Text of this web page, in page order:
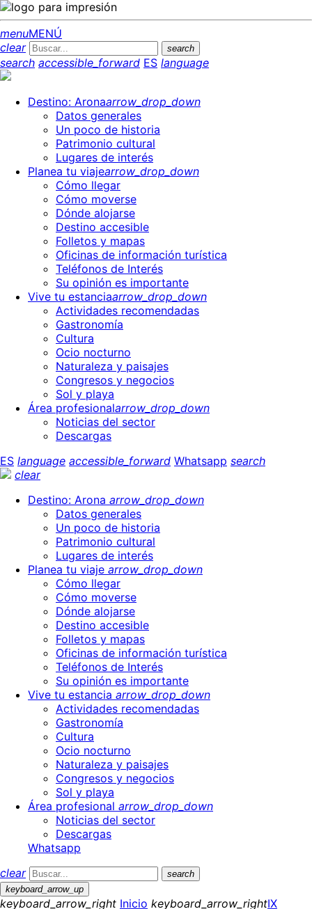
menuMENÚ
clear
search
search accessible_forward ES language
Destino: Aronaarrow_drop_down
Datos generales
Un poco de historia
Patrimonio cultural
Lugares de interés
Planea tu viajearrow_drop_down
Cómo llegar
Cómo moverse
Dónde alojarse
Destino accesible
Folletos y mapas
Oficinas de información turística
Teléfonos de Interés
Su opinión es importante
Vive tu estanciaarrow_drop_down
Actividades recomendadas
Gastronomía
Cultura
Ocio nocturno
Naturaleza y paisajes
Congresos y negocios
Sol y playa
Área profesionalarrow_drop_down
Noticias del sector
Descargas
ES language accessible_forward Whatsapp search
clear
Destino: Arona arrow_drop_down
Datos generales
Un poco de historia
Patrimonio cultural
Lugares de interés
Planea tu viaje arrow_drop_down
Cómo llegar
Cómo moverse
Dónde alojarse
Destino accesible
Folletos y mapas
Oficinas de información turística
Teléfonos de Interés
Su opinión es importante
Vive tu estancia arrow_drop_down
Actividades recomendadas
Gastronomía
Cultura
Ocio nocturno
Naturaleza y paisajes
Congresos y negocios
Sol y playa
Área profesional arrow_drop_down
Noticias del sector
Descargas
Whatsapp
clear
search
keyboard_arrow_up
keyboard_arrow_right Inicio keyboard_arrow_rightIX